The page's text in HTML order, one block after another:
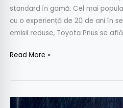
standard în gamă. Cel mai
cu o experiență de 20 de ani în
emisii reduse, Toyota Prius se
Read More »
Los